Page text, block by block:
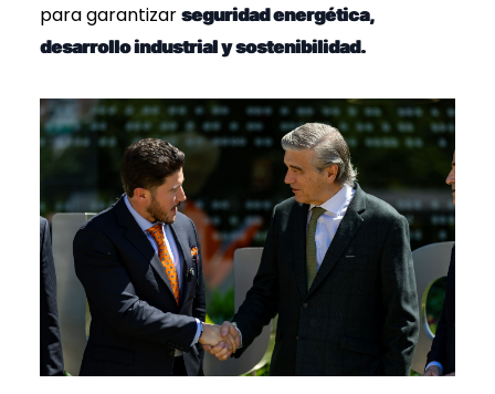
para garantizar seguridad energética,
desarrollo industrial y sostenibilidad.